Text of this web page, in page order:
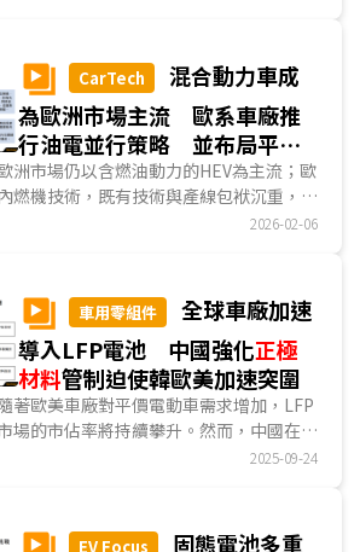
CarTech
混合動力車成
為歐洲市場主流 歐系車廠推
行油電並行策略 並布局平價
電動車以抗衡中企
洲市場仍以含燃油動力的HEV為主流；歐
燃機技術，既有技術與產線包袱沉重，加
足，導致電動化轉型進展緩慢。為兼顧減
2026-02-06
車用零組件
全球車廠加速
導入LFP電池 中國強化正極
材料管制迫使韓歐美加速突圍
著歐美車廠對平價電動車需求增加，LFP
場的市佔率將持續攀升。然而，中國在
市場佔據主導地位，且於2025年7月加強
2025-09-24
EV Focus
固態電池多重